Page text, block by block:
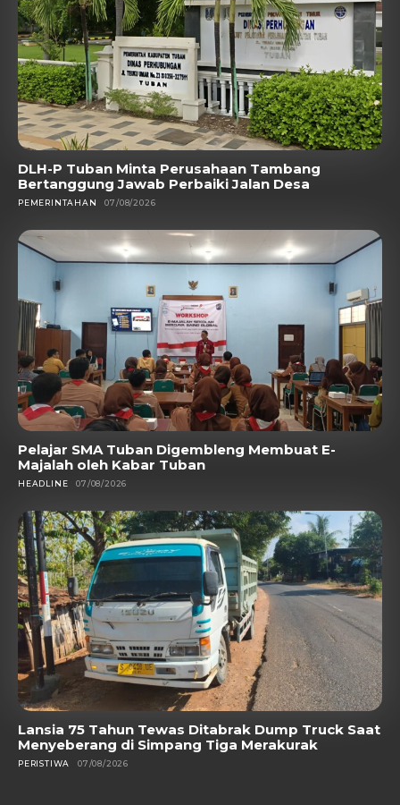
DLH-P Tuban Minta Perusahaan Tambang
Bertanggung Jawab Perbaiki Jalan Desa
PEMERINTAHAN 07/08/2026
Pelajar SMA Tuban Digembleng Membuat E-
Majalah oleh Kabar Tuban
HEADLINE 07/08/2026
Lansia 75 Tahun Tewas Ditabrak Dump Truck Saat
Menyeberang di Simpang Tiga Merakurak
PERISTIWA 07/08/2026